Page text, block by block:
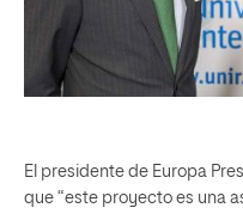
El presidente de Europa
que “este proyecto es una